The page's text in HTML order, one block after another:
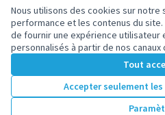
Nous utilisons des cookies sur notre
performance et les contenus du
de fournir une expérience utilisateur
personnalisés à partir de nos canaux
Tout
Accepter seulement
Nant'Art, le fanzine qui
musique
Nant'Art est un projet de
lycéens. Leur projet est
nanterriennes qui souhaitent...
votes
5 000 €